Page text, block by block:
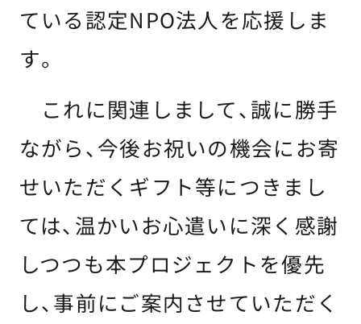
ている認定NPO法人を応援しま
す。
これに関連しまして、誠に勝手
ながら、今後お祝いの機会にお寄
せいただくギフト等につきまし
ては、温かいお心遣いに深く感謝
しつつも本プロジェクトを優先
し、事前にご案内させていただく